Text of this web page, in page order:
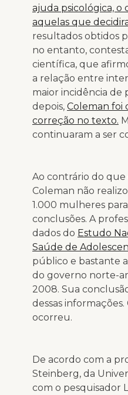
ajuda psicológica,
aquelas que
resultados obtidos
no entanto,
científica, que
a relação entre
maior incidência de
depois, Coleman foi
correção no texto.
continuaram a ser
Ao contrário do que
Coleman não
1.000 mulheres
conclusões. A
dados do Estudo
Saúde de
público e bastante
do governo norte-
2008. Sua
dessas
ocorreu.
De acordo com a
Steinberg, da
com o pesquisador